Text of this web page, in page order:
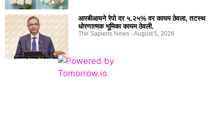
आरबीआयने रेपो दर ५.२५% वर कायम ठेवला, तटस्थ
धोरणात्मक भूमिका कायम ठेवली.
The Sapiens News August 5, 2026